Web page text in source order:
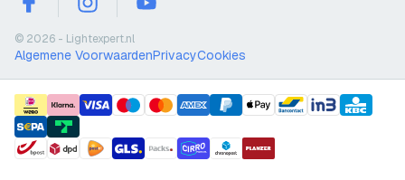
facebookinstagramyoutube
© 2026 - Lightexpert.nl
Algemene VoorwaardenPrivacyCookies
payment methods
shipment methods